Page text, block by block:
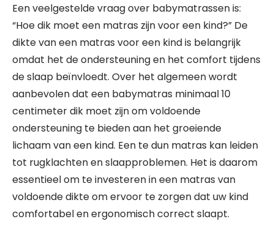
Een veelgestelde vraag over babymatrassen is:
“Hoe dik moet een matras zijn voor een kind?” De
dikte van een matras voor een kind is belangrijk
omdat het de ondersteuning en het comfort tijdens
de slaap beïnvloedt. Over het algemeen wordt
aanbevolen dat een babymatras minimaal 10
centimeter dik moet zijn om voldoende
ondersteuning te bieden aan het groeiende
lichaam van een kind. Een te dun matras kan leiden
tot rugklachten en slaapproblemen. Het is daarom
essentieel om te investeren in een matras van
voldoende dikte om ervoor te zorgen dat uw kind
comfortabel en ergonomisch correct slaapt.